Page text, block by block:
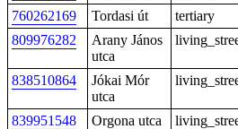
760262169
Tordasi út tertiary
809976282
Arany János
utca
838510864
Jókai Mór
utca
839951548 Orgona utca